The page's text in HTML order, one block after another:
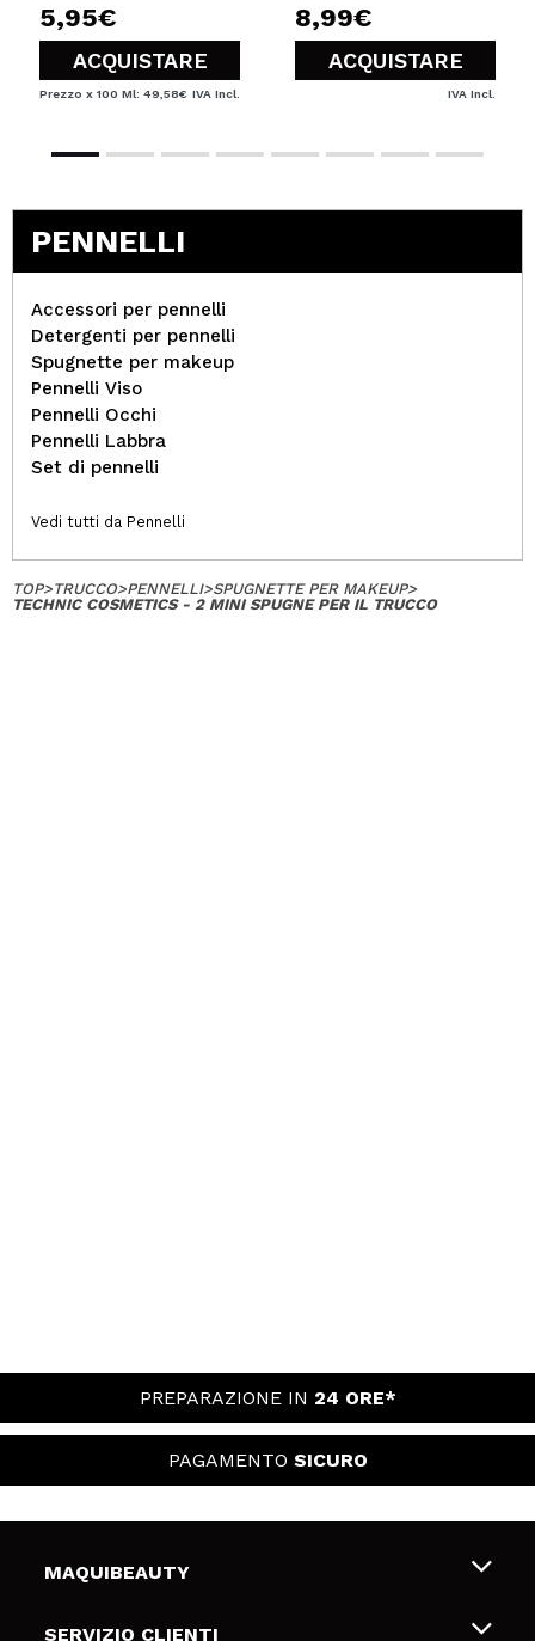
5,95€
ACQUISTARE
Prezzo x 100 Ml: 49,58€ IVA Incl.
8,99€
ACQUISTARE
IVA Incl.
PENNELLI
Accessori per pennelli
Detergenti per pennelli
Spugnette per makeup
Pennelli Viso
Pennelli Occhi
Pennelli Labbra
Set di pennelli
Vedi tutti da Pennelli
TOP>TRUCCO>PENNELLI>SPUGNETTE PER MAKEUP>
TECHNIC COSMETICS - 2 MINI SPUGNE PER IL TRUCCO
PREPARAZIONE IN 24 ORE*
PAGAMENTO SICURO
MAQUIBEAUTY
Chi siamo
SERVIZIO CLIENTI